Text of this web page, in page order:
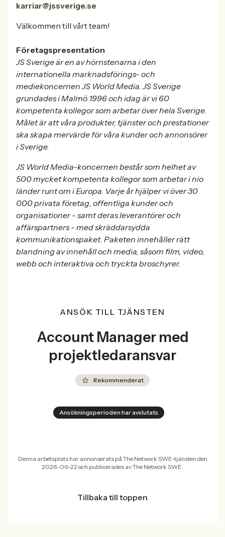
karriar@jssverige.se
Välkommen till vårt team!
Företagspresentation
JS Sverige är en av hörnstenarna i den
internationella marknadsförings- och
mediekoncernen JS World Media. JS Sverige
grundades i Malmö 1996 och idag är vi 60
kompetenta kollegor som arbetar över hela Sverige.
Målet är att våra produkter, tjänster och prestationer
ska skapa mervärde för våra kunder och annonsörer
i Sverige.
JS World Media-koncernen består som helhet av
500 mycket kompetenta kollegor som arbetar i nio
länder runt om i Europa. Varje år hjälper vi över 30
000 privata företag, offentliga kunder och
organisationer - samt deras leverantörer och
affärspartners - med skräddarsydda
kommunikationspaket. Paketen innehåller rätt
blandning av innehåll och media, såsom film, video,
webb och interaktiva och tryckta broschyrer.
ANSÖK TILL TJÄNSTEN
Account Manager med
projektledaransvar
Rekommenderat
Ansökningsperioden har avslutats
Denna arbetsplats har annonserats på The Network SWE-tjänsten den
2026-06-22 och publicerades av The Network SWE.
Tillbaka till toppen